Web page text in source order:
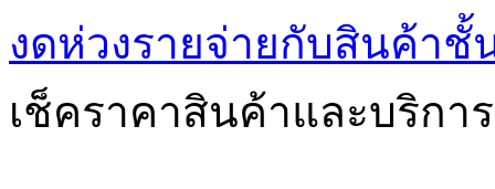
งดห่วงรายจ่ายกับสินค้า
เช็คราคาสินค้าและบริกา